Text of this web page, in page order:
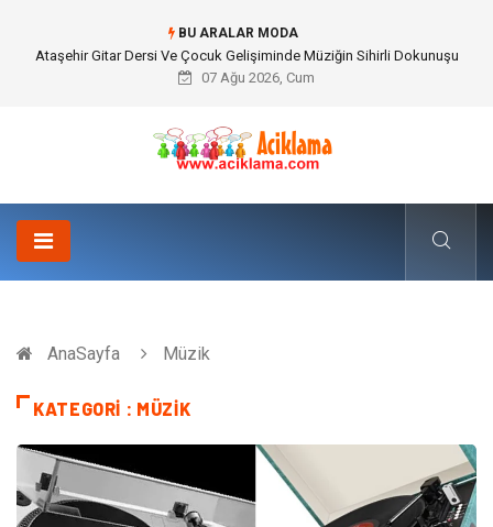
BU ARALAR MODA
Ataşehir Gitar Dersi Ve Çocuk Gelişiminde Müziğin Sihirli Dokunuşu
07 Ağu 2026, Cum
AnaSayfa Müzik
KATEGORI : MÜZIK